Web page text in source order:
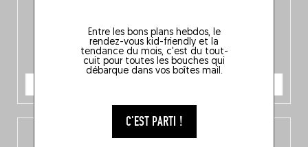
Entre les bons plans hebdos, le
rendez-vous kid-friendly et la
tendance du mois, c'est du tout-
cuit pour toutes les bouches qui
débarque dans vos boîtes mail.
C'EST PARTI !
L’app Fooding